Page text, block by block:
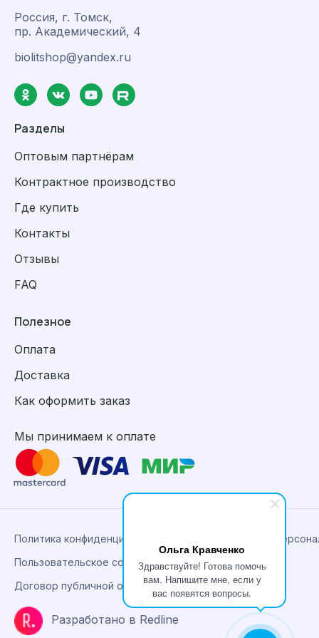
Ольга Кравченко
Здравствуйте! Готова помочь
вам. Напишите мне, если у
вас появятся вопросы.
Россия, г. Томск,
пр. Академический, 4
biolitshop@yandex.ru
Разделы
Оптовым партнёрам
Контрактное производство
Где купить
Контакты
Отзывы
FAQ
Полезное
Оплата
Доставка
Как оформить заказ
Мы принимаем к оплате
Разработано в Redline
Политика конфиденциальности, сбора и обработки
Пользовательское соглашение
Договор публичной оферты